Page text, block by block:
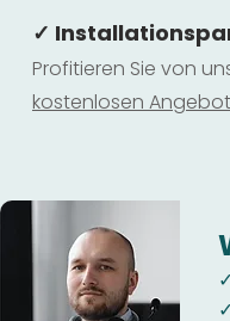
✓
Profitieren Sie von
kostenlosen Ange
✓
✓